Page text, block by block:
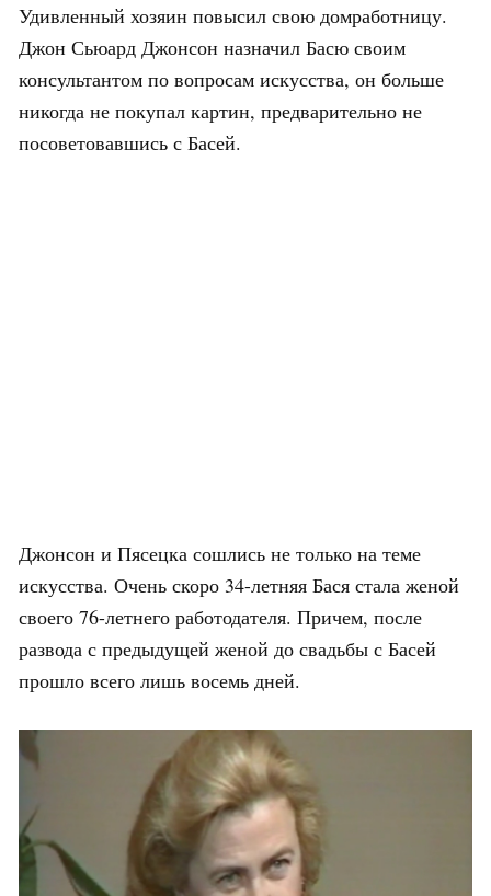
Удивленный хозяин повысил свою домработницу.
Джон Сьюард Джонсон назначил Басю своим
консультантом по вопросам искусства, он больше
никогда не покупал картин, предварительно не
посоветовавшись с Басей.
Джонсон и Пясецка сошлись не только на теме
искусства. Очень скоро 34-летняя Бася стала женой
своего 76-летнего работодателя. Причем, после
развода с предыдущей женой до свадьбы с Басей
прошло всего лишь восемь дней.